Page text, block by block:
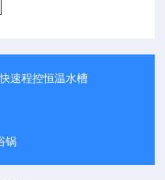
速程控恒温水槽
锅